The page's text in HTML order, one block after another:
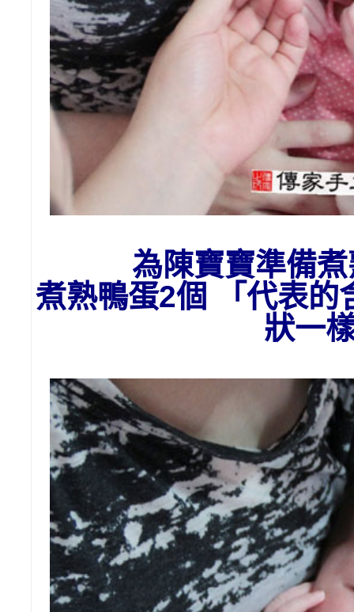
為陳寶寶準備
煮熟鴨蛋2個 「代表的
狀一